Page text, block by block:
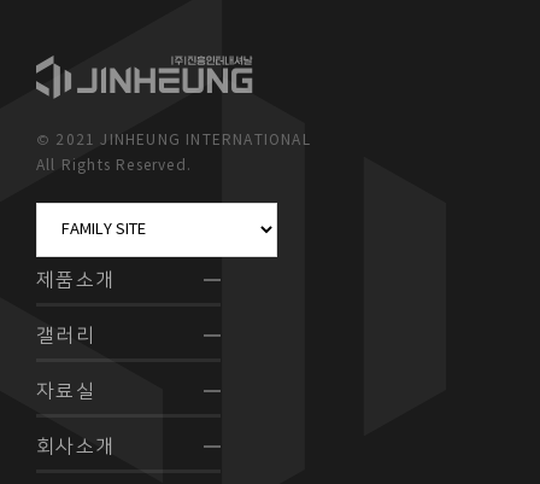
© 2021 JINHEUNG INTERNATIONAL
All Rights Reserved.
제품소개
갤러리
자료실
회사소개